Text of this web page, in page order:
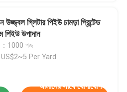
উজ্জ্বল গ্লিটার পিইউ চামড়া প্রিন্টেড
পিইউ উপাদান
：1000 গজ
US$2~5 Per Yard
আমাদের সাথে যোগাযোগ